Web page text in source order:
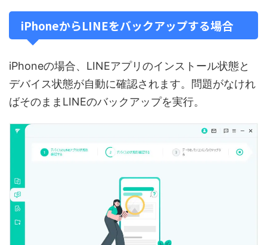
iPhoneからLINEをバックアップする場合
iPhoneの場合、LINEアプリのインストール状態と
デバイス状態が自動に確認されます。問題がなけれ
ばそのままLINEのバックアップを実行。